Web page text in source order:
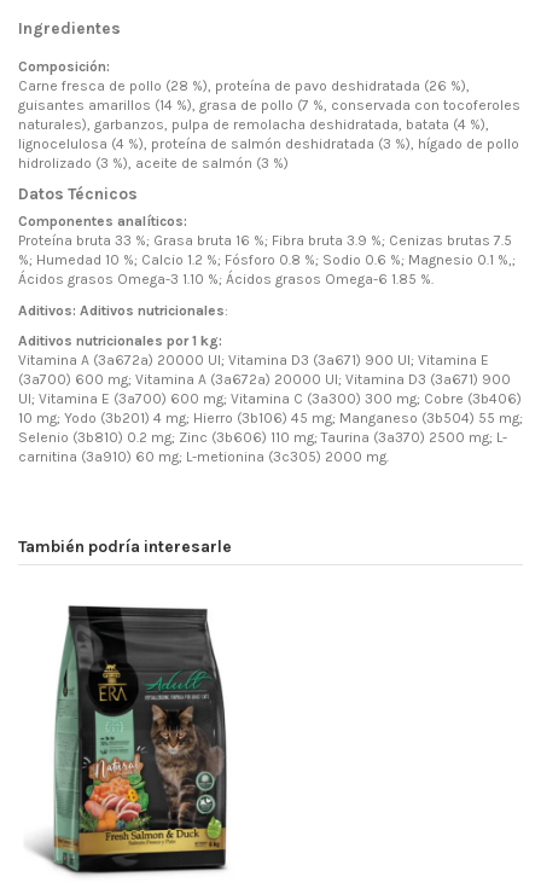
Ingredientes
Composición:
Carne fresca de pollo (28 %), proteína de pavo deshidratada (26 %),
guisantes amarillos (14 %), grasa de pollo (7 %, conservada con tocoferoles
naturales), garbanzos, pulpa de remolacha deshidratada, batata (4 %),
lignocelulosa (4 %), proteína de salmón deshidratada (3 %), hígado de pollo
hidrolizado (3 %), aceite de salmón (3 %)
Datos Técnicos
Componentes analíticos:
Proteína bruta 33 %; Grasa bruta 16 %; Fibra bruta 3.9 %; Cenizas brutas 7.5
%; Humedad 10 %; Calcio 1.2 %; Fósforo 0.8 %; Sodio 0.6 %; Magnesio 0.1 %,;
Ácidos grasos Omega-3 1.10 %; Ácidos grasos Omega-6 1.85 %.
Aditivos: Aditivos nutricionales:
Aditivos nutricionales por 1 kg:
Vitamina A (3a672a) 20000 UI; Vitamina D3 (3a671) 900 UI; Vitamina E
(3a700) 600 mg; Vitamina A (3a672a) 20000 UI; Vitamina D3 (3a671) 900
UI; Vitamina E (3a700) 600 mg; Vitamina C (3a300) 300 mg; Cobre (3b406)
10 mg; Yodo (3b201) 4 mg; Hierro (3b106) 45 mg; Manganeso (3b504) 55 mg;
Selenio (3b810) 0.2 mg; Zinc (3b606) 110 mg; Taurina (3a370) 2500 mg; L-
carnitina (3a910) 60 mg; L-metionina (3c305) 2000 mg.
También podría interesarle